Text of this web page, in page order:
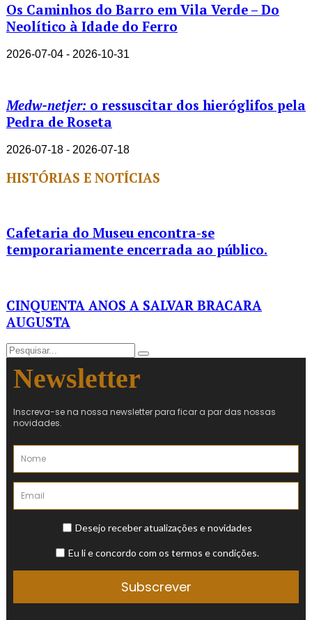
Os Caminhos do Barro em Vila Verde – Do
Neolítico à Idade do Ferro
2026-07-04 - 2026-10-31
Medw-netjer: o ressuscitar dos hieróglifos pela
Pedra de Roseta
2026-07-18 - 2026-07-18
HISTÓRIAS E NOTÍCIAS
Cafetaria do Museu encontra-se
temporariamente encerrada ao público.
CINQUENTA ANOS A SALVAR BRACARA
AUGUSTA